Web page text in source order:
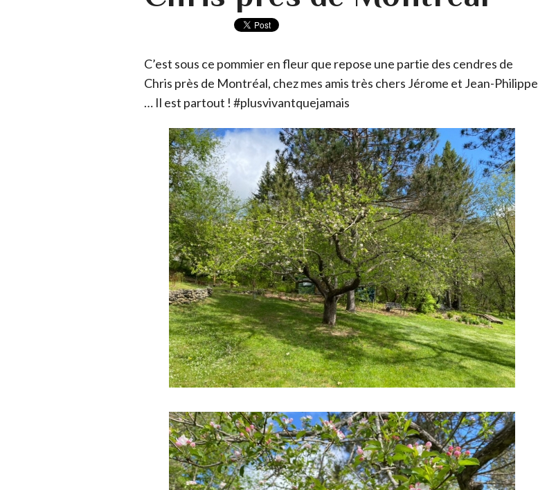
C’est sous ce pommier en fleur que repose une partie des cendres de
Chris près de Montréal, chez mes amis très chers Jérome et Jean-Philippe
… Il est partout ! #plusvivantquejamais